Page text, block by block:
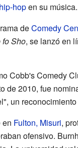
hip-hopen su música.
deComedy
fo Sho, se lanzó en
Cobb's Comedy
de 2010, fue
un
en Fulton, Misuri,
ofensivo.